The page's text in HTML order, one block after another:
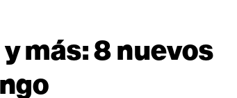
más: 8 nuevos